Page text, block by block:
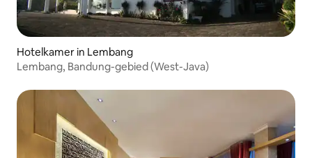
Hotelkamer in Lembang
Lembang, Bandung-gebied (West-Java)